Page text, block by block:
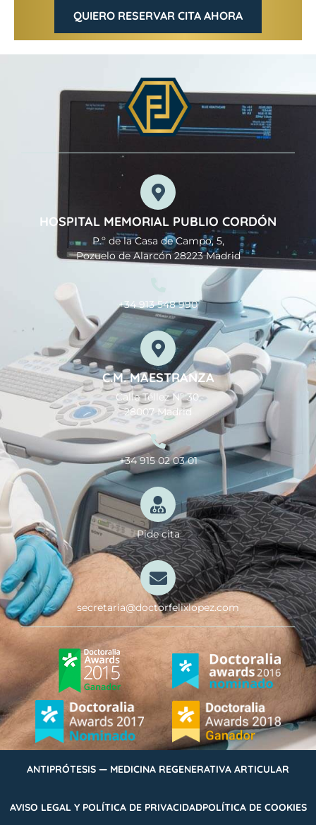
QUIERO RESERVAR CITA AHORA
HOSPITAL MEMORIAL PUBLIO CORDÓN
P.º de la Casa de Campo, 5,
Pozuelo de Alarcón 28223 Madrid
+34 913 548 990
C.M. MAESTRANZA
Calle Téllez Nº 30,
28007 Madrid
+34 915 02 03 01
Pide cita
secretaria@doctorfelixlopez.com
ANTIPRÓTESIS — MEDICINA REGENERATIVA ARTICULAR
AVISO LEGAL Y POLÍTICA DE PRIVACIDADPOLÍTICA DE COOKIES